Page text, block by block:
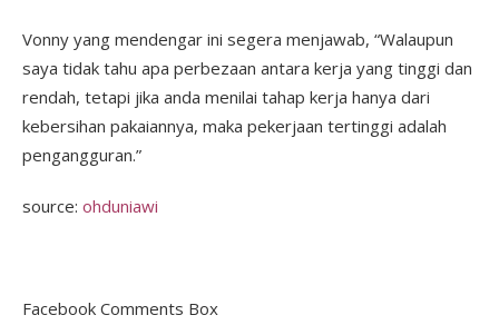
Vonny yang mendengar ini segera menjawab, “Walaupun
saya tidak tahu apa perbezaan antara kerja yang tinggi dan
rendah, tetapi jika anda menilai tahap kerja hanya dari
kebersihan pakaiannya, maka pekerjaan tertinggi adalah
pengangguran.”
source: ohduniawi
Facebook Comments Box